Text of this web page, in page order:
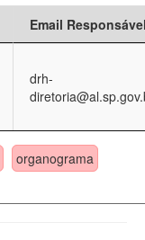
Email
drh-
organograma